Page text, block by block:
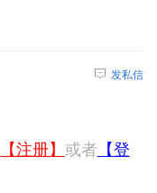
发私信
【注册】 或者 【登